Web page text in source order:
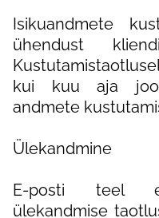
Isikuandmete
ühendust
kui kuu aja
andmete
Ülekandmine
E-posti teel
ülekandmise